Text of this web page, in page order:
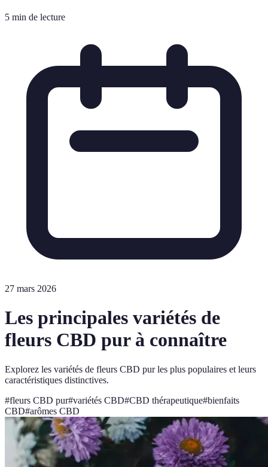
5 min de lecture
27 mars 2026
Les principales variétés de
fleurs CBD pur à connaître
Explorez les variétés de fleurs CBD pur les plus populaires et leurs
caractéristiques distinctives.
#fleurs CBD pur#variétés CBD#CBD thérapeutique#bienfaits
CBD#arômes CBD